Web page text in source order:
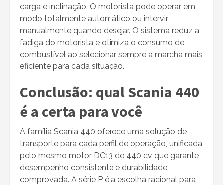
carga e inclinação. O motorista pode operar em
modo totalmente automático ou intervir
manualmente quando desejar. O sistema reduz a
fadiga do motorista e otimiza o consumo de
combustível ao selecionar sempre a marcha mais
eficiente para cada situação.
Conclusão: qual Scania 440
é a certa para você
A família Scania 440 oferece uma solução de
transporte para cada perfil de operação, unificada
pelo mesmo motor DC13 de 440 cv que garante
desempenho consistente e durabilidade
comprovada. A série P é a escolha racional para